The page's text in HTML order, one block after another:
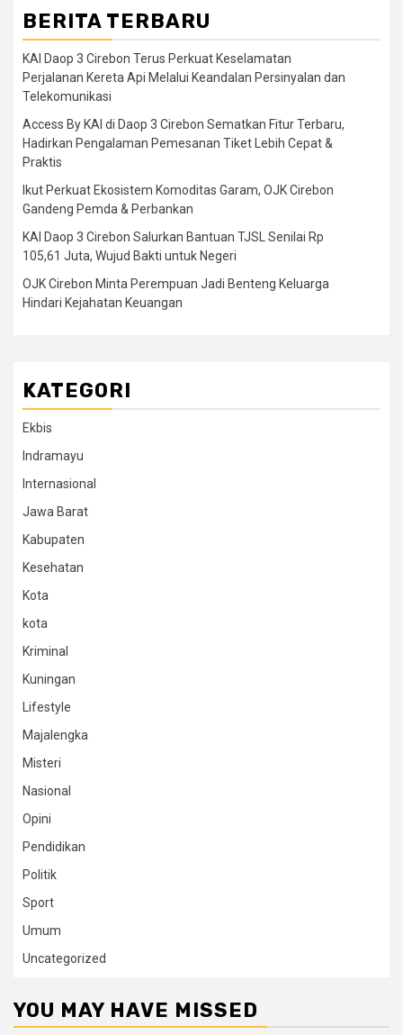
BERITA TERBARU
KAI Daop 3 Cirebon Terus Perkuat Keselamatan
Perjalanan Kereta Api Melalui Keandalan Persinyalan dan
Telekomunikasi
Access By KAI di Daop 3 Cirebon Sematkan Fitur Terbaru,
Hadirkan Pengalaman Pemesanan Tiket Lebih Cepat &
Praktis
Ikut Perkuat Ekosistem Komoditas Garam, OJK Cirebon
Gandeng Pemda & Perbankan
KAI Daop 3 Cirebon Salurkan Bantuan TJSL Senilai Rp
105,61 Juta, Wujud Bakti untuk Negeri
OJK Cirebon Minta Perempuan Jadi Benteng Keluarga
Hindari Kejahatan Keuangan
KATEGORI
Ekbis
Indramayu
Internasional
Jawa Barat
Kabupaten
Kesehatan
Kota
kota
Kriminal
Kuningan
Lifestyle
Majalengka
Misteri
Nasional
Opini
Pendidikan
Politik
Sport
Umum
Uncategorized
YOU MAY HAVE MISSED